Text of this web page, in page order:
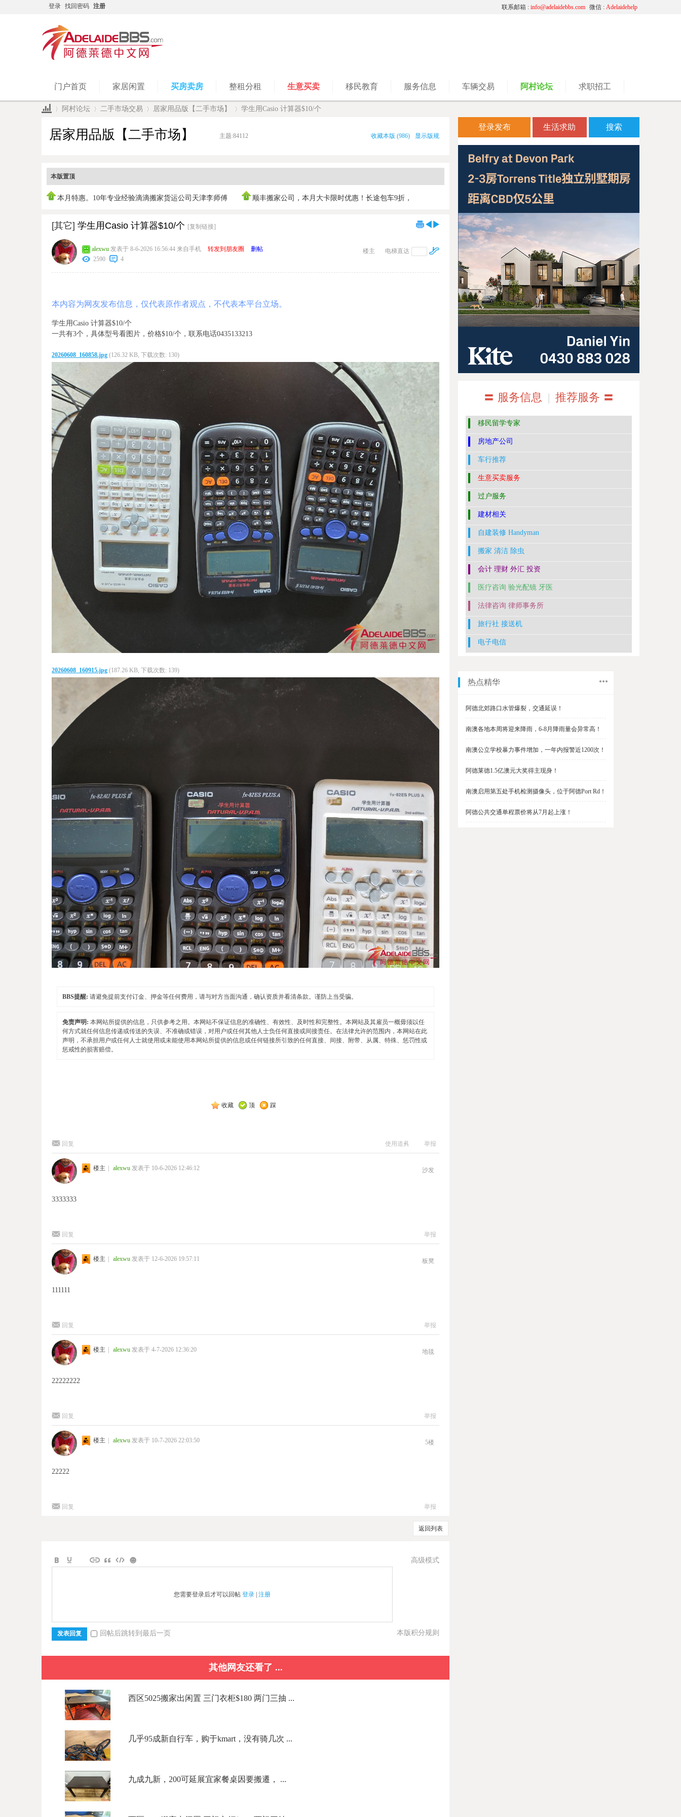
登录 找回密码 注册 微信 : Adelaidehelp
联系邮箱 : info@adelaidebbs.com
门户首页 家居闲置 买房卖房 整租分租 生意买卖 移民教育 服务信息 车辆交易 阿村论坛 求职招工
阿村论坛 二手市场交易 居家用品版【二手市场】 学生用Casio 计算器$10/个
居家用品版【二手市场】 主题:84112 显示版规
收藏本版 (986)
本版置顶
本月特惠。10年专业经验滴滴搬家货运公司天津李师傅 顺丰搬家公司，本月大卡限时优惠！长途包车9折，
[其它] 学生用Casio 计算器$10/个 [复制链接]
电梯直达
楼主
alexwu 发表于 8-6-2026 16:56:44 来自手机 转发到朋友圈
删帖
2590
4
本内容为网友发布信息，仅代表原作者观点，不代表本平台立场。
学生用Casio 计算器$10/个
一共有3个，具体型号看图片，价格$10/个，联系电话0435133213
20260608_160858.jpg (126.32 KB, 下载次数: 130)
20260608_160915.jpg (187.26 KB, 下载次数: 139)
BBS提醒: 请避免提前支付订金、押金等任何费用，请与对方当面沟通，确认资质并看清条款。谨防上当受骗。
免责声明: 本网站所提供的信息，只供参考之用。本网站不保证信息的准确性、有效性、及时性和完整性。本网站及其雇员一概毋须以任
何方式就任何信息传递或传送的失误、不准确或错误，对用户或任何其他人士负任何直接或间接责任。在法律允许的范围内，本网站在此
声明，不承担用户或任何人士就使用或未能使用本网站所提供的信息或任何链接所引致的任何直接、间接、附带、从属、特殊、惩罚性或
惩戒性的损害赔偿。
收藏 顶 踩
回复 使用道具 举报
沙发
楼主 | alexwu 发表于 10-6-2026 12:46:12
3333333
回复 举报
板凳
楼主 | alexwu 发表于 12-6-2026 19:57:11
111111
回复 举报
地毯
楼主 | alexwu 发表于 4-7-2026 12:36:20
22222222
回复 举报
5楼
楼主 | alexwu 发表于 10-7-2026 22:03:50
22222
回复 举报
返回列表
高级模式
您需要登录后才可以回帖 登录 | 注册
本版积分规则
发表回复 回帖后跳转到最后一页
其他网友还看了 ...
西区5025搬家出闲置 三门衣柜$180 两门三抽 ...
几乎95成新自行车，购于kmart，没有骑几次 ...
九成九新，200可延展宜家餐桌因要搬遷， ...
登录发布 生活求助 搜索
〓 服务信息 | 推荐服务 〓
移民留学专家
房地产公司
车行推荐
生意买卖服务
过户服务
建材相关
自建装修 Handyman
搬家 清洁 除虫
会计 理财 外汇 投资
医疗咨询 验光配镜 牙医
法律咨询 律师事务所
旅行社 接送机
电子电信
热点精华
阿德北郊路口水管爆裂，交通延误！
南澳各地本周将迎来降雨，6-8月降雨量会异常高！
南澳公立学校暴力事件增加，一年内报警近1200次！
阿德莱德1.5亿澳元大奖得主现身！
南澳启用第五处手机检测摄像头，位于阿德Port Rd！
阿德公共交通单程票价将从7月起上涨！